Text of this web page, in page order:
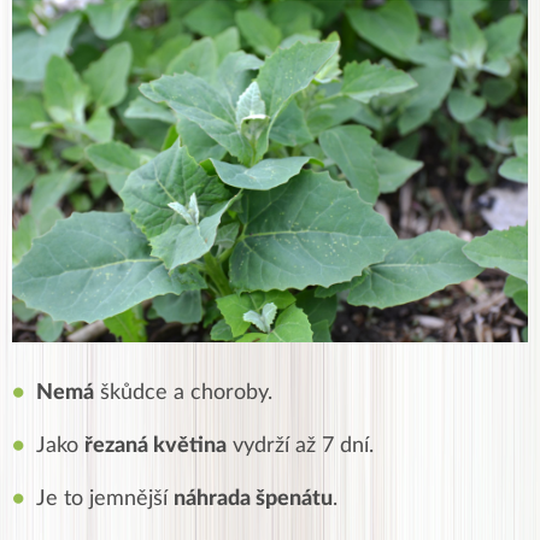
Nemá škůdce a choroby.
Jako řezaná květina vydrží až 7 dní.
Je to jemnější náhrada špenátu.